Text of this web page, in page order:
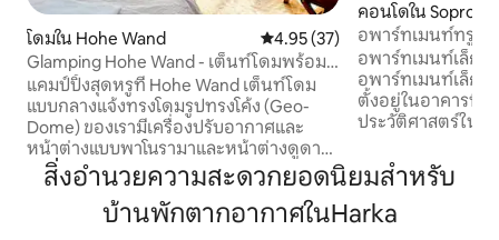
โดมใน Hohe Wand คะแนนเฉลี่ย 4.95 จาก 5, 37 รีวิว
4.95 (37)
Glamping Hohe Wand - เต็นท์โดมพร้อม
หน้าต่างดาว
แคมป์ปิ้งสุดหรูที่ Hohe Wand เต็นท์โดม
แบบกลางแจ้งทรงโดมรูปทรงโค้ง (Geo-
Dome) ของเรามีเครื่องปรับอากาศและ
หน้าต่างแบบพาโนรามาและหน้าต่างดูดาว
มอบธรรมชาติ ความโรแมนติก และความ
รู้สึกแบบเต็นท์บับเบิลอย่างแท้จริง สิ่งที่ต้อง
ทำ: *อ่างน้ำร้อน * โอเอซิสแห่งความสงบ *
คอนโดใน Sopron
อพาร์ทเมนท์ทรูลลี
อพาร์ทเมนท์เล็กๆ
อพาร์ทเมนท์เล็กๆ
ตั้งอยู่ในอาคารที่
ประวัติศาสตร์ในศ
ทางประวัติศาสต
นาที โดยมีร้านอา
กาแฟ ร้านไวน์ แล
นักท่องเที่ยว สถา
สิ่งอำนวยความสะดวกยอดนิยมสำหรับ
บ้านพักตากอากาศในHarka